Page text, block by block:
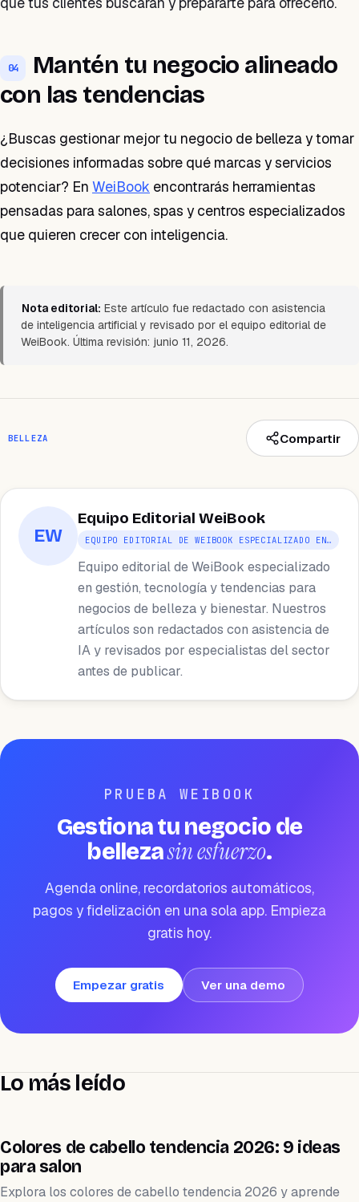
04
Mantén tu negocio alineado
con las tendencias
¿Buscas gestionar mejor tu negocio de belleza y tomar
decisiones informadas sobre qué marcas y servicios
potenciar? En WeiBook encontrarás herramientas
pensadas para salones, spas y centros especializados
que quieren crecer con inteligencia.
Nota editorial: Este artículo fue redactado con asistencia
de inteligencia artificial y revisado por el equipo editorial de
WeiBook. Última revisión: junio 11, 2026.
BELLEZA Compartir
EW
Equipo Editorial WeiBook
EQUIPO EDITORIAL DE WEIBOOK ESPECIALIZADO EN…
Equipo editorial de WeiBook especializado
en gestión, tecnología y tendencias para
negocios de belleza y bienestar. Nuestros
artículos son redactados con asistencia de
IA y revisados por especialistas del sector
antes de publicar.
PRUEBA WEIBOOK
Gestiona tu negocio de
bellezasin esfuerzo.
Agenda online, recordatorios automáticos,
pagos y fidelización en una sola app. Empieza
gratis hoy.
Empezar gratis Ver una demo
Lo más leído
BELLEZA
Colores de cabello tendencia 2026: 9 ideas
para salon
Explora los colores de cabello tendencia 2026 y aprende